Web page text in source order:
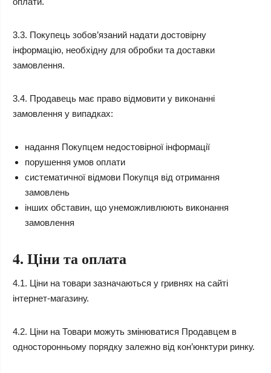
3.3. Покупець зобов’язаний надати достовірну
інформацію, необхідну для обробки та доставки
замовлення.
3.4. Продавець має право відмовити у виконанні
замовлення у випадках:
надання Покупцем недостовірної інформації
порушення умов оплати
систематичної відмови Покупця від отримання
замовлень
інших обставин, що унеможливлюють виконання
замовлення
4. Ціни та оплата
4.1. Ціни на товари зазначаються у гривнях на сайті
інтернет-магазину.
4.2. Ціни на Товари можуть змінюватися Продавцем в
односторонньому порядку залежно від кон’юнктури ринку.